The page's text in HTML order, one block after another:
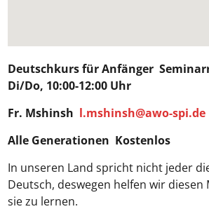
Deutschkurs fürAnfänger
Di/Do, 10:00-12:00 Uhr
Fr. Mshinsh l.mshinsh@awo-spi.de
Alle Generationen Kostenlos
In unseren Land spricht nicht jeder
Deutsch, deswegen helfen wir diesen
sie zu lernen.